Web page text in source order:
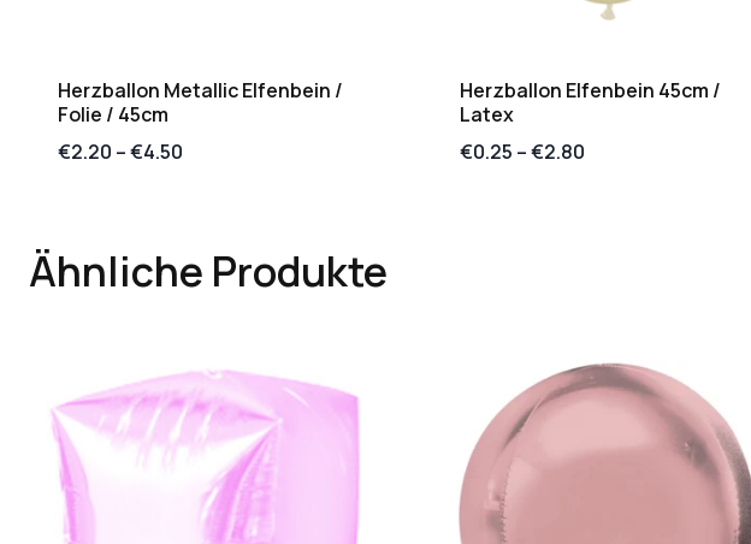
Herzballon Metallic Elfenbein /
Folie / 45cm
€2.20 –€4.50
Herzballon Elfenbein 45cm /
Latex
€0.25 –€2.80
Ähnliche Produkte